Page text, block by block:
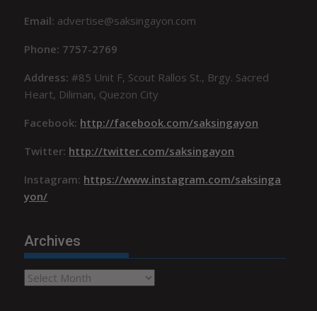
Email: advertise@saksingayon.com
Phone: 7757-2769
Address:#85 Unit F, Scout Rallos St., Brgy. Sacred
Heart, Diliman, Quezon City
Facebook: http://facebook.com/saksingayon
Twitter: http://twitter.com/saksingayon
Instagram: https://www.instagram.com/saksinga
yon/
Archives
Archives